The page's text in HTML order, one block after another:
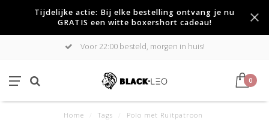
Tijdelijke actie: Bij elke bestelling ontvang je nu
GRATIS een witte boxershort cadeau!
Voor 22:00 besteld, morgen in huis!
0
Home Tags Polo met Ruitpatroon